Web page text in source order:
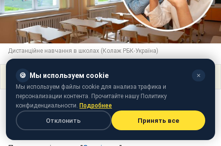
Дистанційне навчання в школах (Колаж РБК-Україна)
Поделиться
З 1 вересня у Чернівцях школярі 2 ліцеїв почали
навчатись дистанційно. Причина є те, що у
приміщеннях шкіл не встигли завершити ремонт.
🍪 Мы используем cookie ✕
Мы используем файлы cookie для анализа трафика и
персонализации контента. Прочитайте нашу Политику
конфиденциальности. Подробнее
Отклонить Принять все